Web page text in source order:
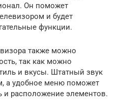
Он поможет
и будет
функции.
также можно
так как можно
и вкусы. Штатный звук
а удобное меню поможет
и расположение элементов.